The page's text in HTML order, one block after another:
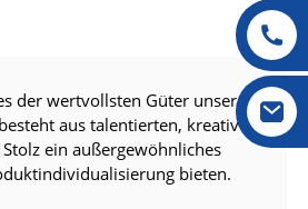
der wertvollsten Güter unseres
aus talentierten, kreativen
ein außergewöhnliches
bieten.